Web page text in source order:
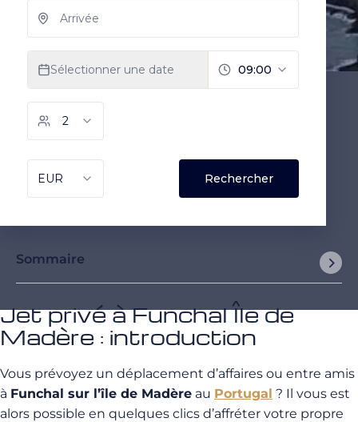
Sommaire
Jet privé à Funchal Île de
Madère : introduction
Vous prévoyez un déplacement d’affaires ou entre amis
à Funchal sur l’île de Madère au Portugal ? Il vous est
alors possible en quelques clics d’affréter votre propre